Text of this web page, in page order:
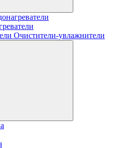
Очистители-увлажнители